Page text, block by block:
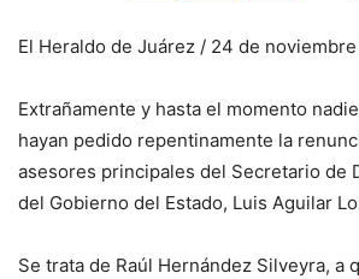
El Heraldo de Juárez / 24 de
Extrañamente y hasta el momento
hayan pedido repentinamente la
asesores principales del Secretario de
del Gobierno del Estado, Luis Aguilar
Se trata de Raúl Hernández Silveyra, a